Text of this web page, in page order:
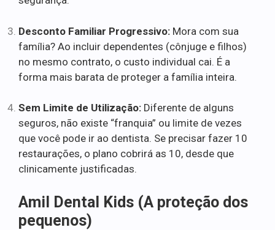
Desconto Familiar Progressivo: Mora com sua
família? Ao incluir dependentes (cônjuge e filhos)
no mesmo contrato, o custo individual cai. É a
forma mais barata de proteger a família inteira.
Sem Limite de Utilização: Diferente de alguns
seguros, não existe “franquia” ou limite de vezes
que você pode ir ao dentista. Se precisar fazer 10
restaurações, o plano cobrirá as 10, desde que
clinicamente justificadas.
Amil Dental Kids (A proteção dos
pequenos)